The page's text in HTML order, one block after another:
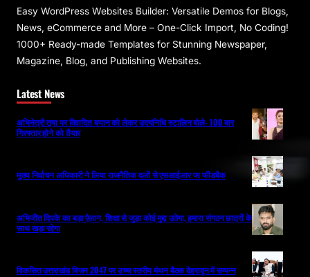
Easy WordPress Websites Builder: Versatile Demos for Blogs,
News, eCommerce and More – One-Click Import, No Coding!
1000+ Ready-made Templates for Stunning Newspaper,
Magazine, Blog, and Publishing Websites.
Latest News
अभिनेत्री तृषा पर विवादित बयान को लेकर उदयनिधि स्टालिन बोले- 100 बार
गिरफ्तार होने को तैयार
मुख्य निर्वाचन अधिकारी ने लिया राजनैतिक दलों से एसआईआर पर फीडबैक
अभिजीत दिपके का बड़ा ऐलान, शिक्षा से जुड़ा कोई मुद्दा उठेगा, हमारा संगठन छात्रों के
साथ खड़ा रहेगा
विकसित उत्तराखंड विजन 2047 पर उच्च स्तरीय मंथन बैठक देहरादून में सम्पन्न